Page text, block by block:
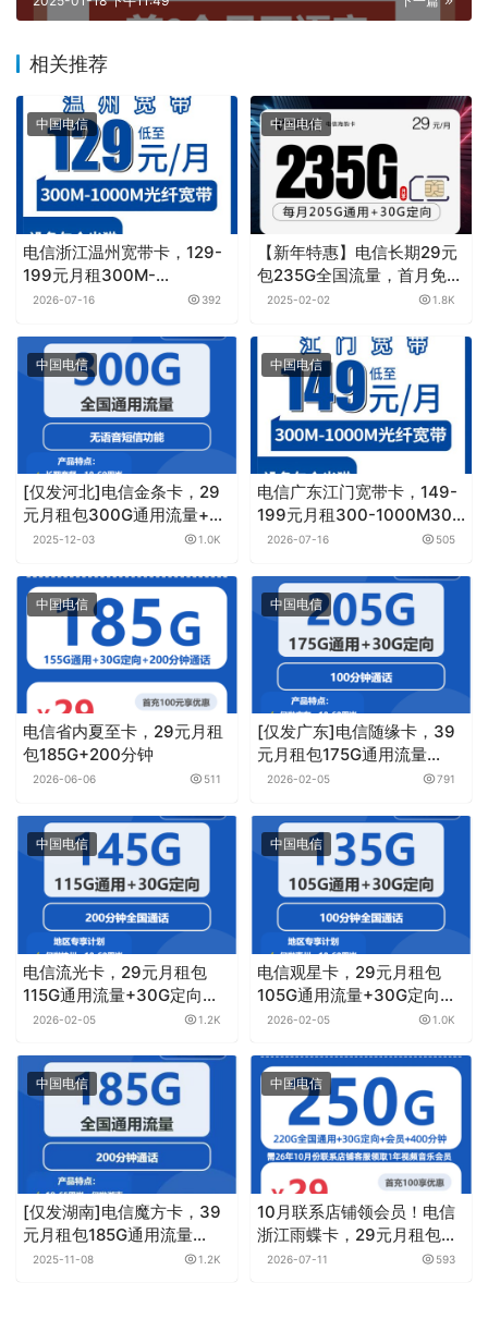
相关推荐
中国电信
电信浙江温州宽带卡，129-
199元月租300M-
1000M30-100G+500-
2026-07-16 392
中国电信
【新年特惠】电信长期29元
包235G全国流量，首月免月
租2025-02-02 1.8K
中国电信
[仅发河北]电信金条卡，29
元月租包300G通用流量+无
语音功能
2025-12-03 1.0K
中国电信
电信广东江门宽带卡，149-
199元月租300-1000M30-
60G+300-700分钟融合宽
2026-07-16 505
中国电信
电信省内夏至卡，29元月租
包185G+200分钟
2026-06-06 511
中国电信
[仅发广东]电信随缘卡，39
元月租包175G通用流量
+30G定向流量+100分钟通
2026-02-05 791
中国电信
电信流光卡，29元月租包
115G通用流量+30G定向流
量+200分钟通话
2026-02-05 1.2K
中国电信
电信观星卡，29元月租包
105G通用流量+30G定向流
量+100分钟通话
2026-02-05 1.0K
中国电信
[仅发湖南]电信魔方卡，39
元月租包185G通用流量
+200分钟
2025-11-08 1.2K
中国电信
10月联系店铺领会员！电信
浙江雨蝶卡，29元月租包
250G+400分钟+会员
2026-07-11 593